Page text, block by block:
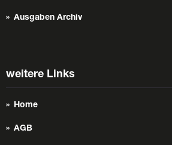
Ausgaben Archiv
weitere Links
Home
AGB